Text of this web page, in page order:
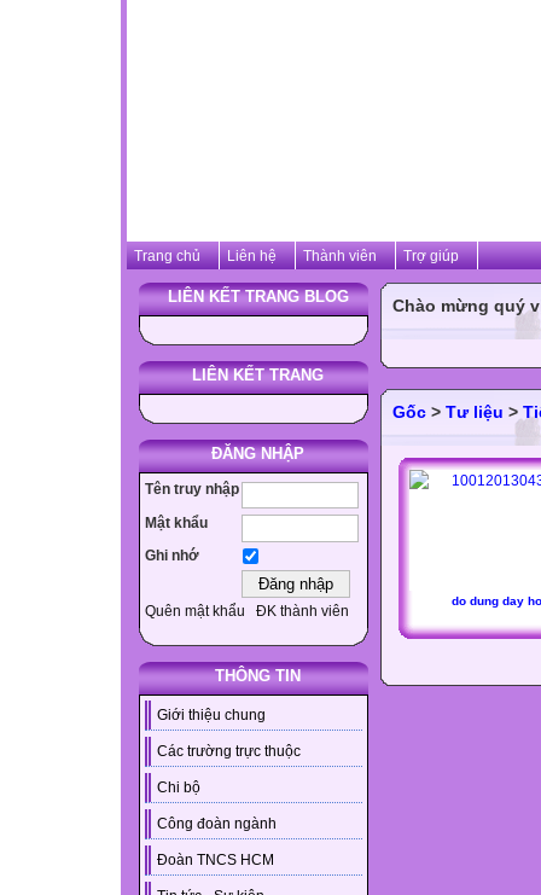
Trang chủ Liên hệ Thành viên Trợ giúp
LIÊN KẾT TRANG BLOG
LIÊN KẾT TRANG
ĐĂNG NHẬP
Tên truy nhập
Mật khẩu
Ghi nhớ
Quên mật khẩu ĐK thành viên
THÔNG TIN
Giới thiệu chung
Các trường trực thuộc
Chi bộ
Công đoàn ngành
Đoàn TNCS HCM
Chào mừng quý
Gốc > Tư liệu >
do dung day